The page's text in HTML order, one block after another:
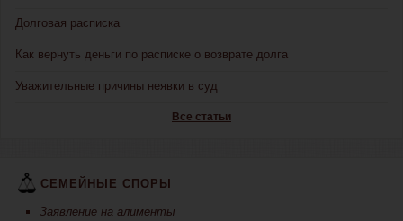
Долговая расписка
Как вернуть деньги по расписке о возврате долга
Уважительные причины неявки в суд
Все статьи
СЕМЕЙНЫЕ СПОРЫ
Заявление на алименты